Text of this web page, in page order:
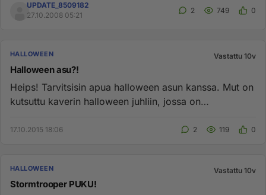
UPDATE_8509182
27.10.2008 05:21
2 749 0
HALLOWEEN Vastattu 10v
Halloween asu?!
Heips! Tarvitsisin apua halloween asun kanssa. Mut on
kutsuttu kaverin halloween juhliin, jossa on
17.10.2015 18:06 2 119 0
HALLOWEEN Vastattu 10v
Stormtrooper PUKU!